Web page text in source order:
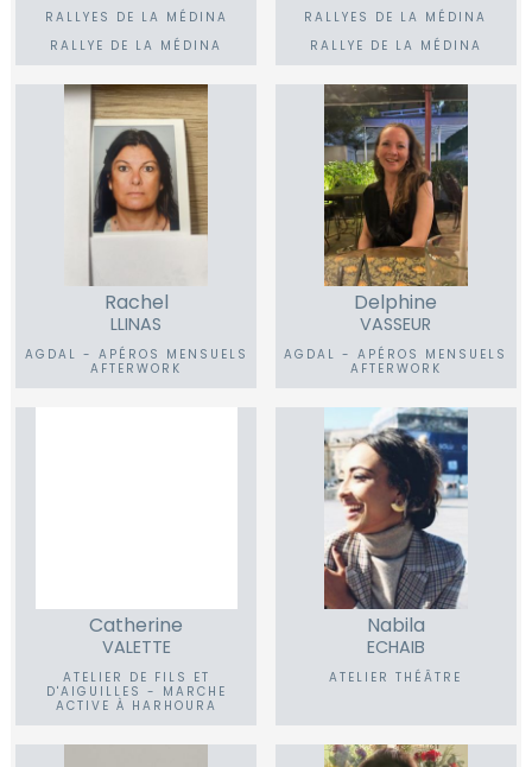
RALLYES DE LA MÉDINA
RALLYE DE LA MÉDINA
RALLYES DE LA MÉDINA
RALLYE DE LA MÉDINA
Rachel
LLINAS
AGDAL - APÉROS MENSUELS
AFTERWORK
Delphine
VASSEUR
AGDAL - APÉROS MENSUELS
AFTERWORK
Catherine
VALETTE
ATELIER DE FILS ET
D'AIGUILLES - MARCHE
ACTIVE À HARHOURA
Nabila
ECHAIB
ATELIER THÉÂTRE